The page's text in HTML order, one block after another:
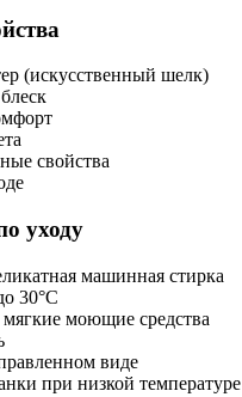
(искусственный шелк)
свойства
уходу
машинная стирка
30°C
мягкие моющие средства
виде
при низкой температуре